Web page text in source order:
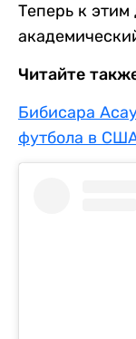
Теперь к
Читайте
Бибисара
футбола в